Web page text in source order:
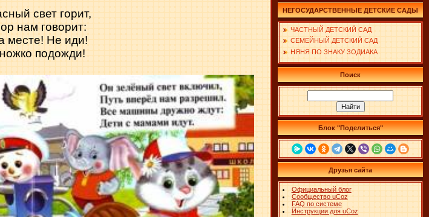
свет горит,
нам говорит:
месте! Не иди!
подожди!
НЕГОСУДАРСТВЕННЫЕ ДЕТСКИЕ САДЫ
ЧАСТНЫЙ ДЕТСКИЙ САД
СЕМЕЙНЫЙ ДЕТСКИЙ САД
НЯНЯ ПО ЗНАКУ ЗОДИАКА
Поиск
Блок "Поделиться"
Друзья сайта
Официальный блог
Сообщество uCoz
FAQ по системе
Инструкции для uCoz